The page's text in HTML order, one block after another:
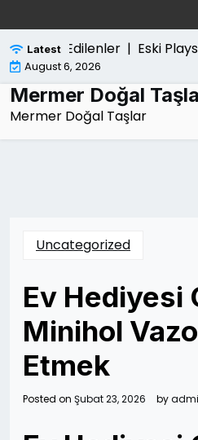
to
content
Latest
Merak Edilenler | Eski
August 6, 2026
Mermer Doğal
Mermer Doğal Taşlar
Uncategorized
Ev Hediyesi
Minihol
Etmek
Posted on Şubat 23, 2026 by